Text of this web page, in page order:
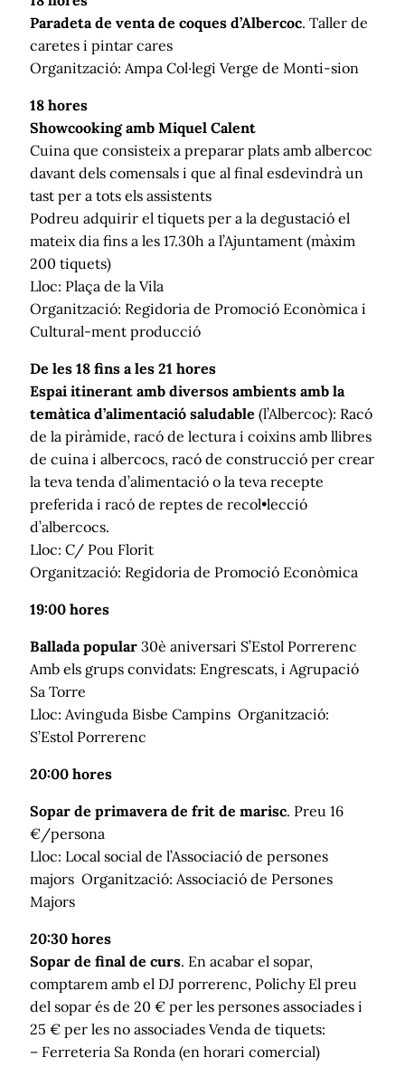
Paradeta de venta de coques d’Albercoc. Taller de
caretes i pintar cares
Organització: Ampa Col·legi Verge de Monti-sion
18 hores
Showcooking amb Miquel Calent
Cuina que consisteix a preparar plats amb albercoc
davant dels comensals i que al final esdevindrà un
tast per a tots els assistents
Podreu adquirir el tiquets per a la degustació el
mateix dia fins a les 17.30h a l’Ajuntament (màxim
200 tiquets)
Lloc: Plaça de la Vila
Organització: Regidoria de Promoció Econòmica i
Cultural-ment producció
De les 18 fins a les 21 hores
Espai itinerant amb diversos ambients amb la
temàtica d’alimentació saludable (l’Albercoc): Racó
de la piràmide, racó de lectura i coixins amb llibres
de cuina i albercocs, racó de construcció per crear
la teva tenda d’alimentació o la teva recepte
preferida i racó de reptes de recol•lecció
d’albercocs.
Lloc: C/ Pou Florit
Organització: Regidoria de Promoció Econòmica
19:00 hores
Ballada popular 30è aniversari S’Estol Porrerenc
Amb els grups convidats: Engrescats, i Agrupació
Sa Torre
Lloc: Avinguda Bisbe Campins Organització:
S’Estol Porrerenc
20:00 hores
Sopar de primavera de frit de marisc. Preu 16
€/persona
Lloc: Local social de l’Associació de persones
majors Organització: Associació de Persones
Majors
20:30 hores
Sopar de final de curs. En acabar el sopar,
comptarem amb el DJ porrerenc, Polichy El preu
del sopar és de 20 € per les persones associades i
25 € per les no associades Venda de tiquets:
– Ferreteria Sa Ronda (en horari comercial)